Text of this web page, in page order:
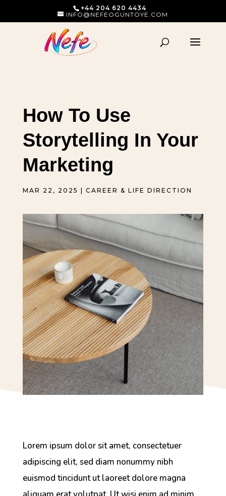
+44 204 620 4434
INFO@NEFEOGUNTOYE.COM
How To Use
Storytelling In Your
Marketing
MAR 22, 2025 CAREER & LIFE DIRECTION
Lorem ipsum dolor sit amet, consectetuer
adipiscing elit, sed diam nonummy nibh
euismod tincidunt ut laoreet dolore magna